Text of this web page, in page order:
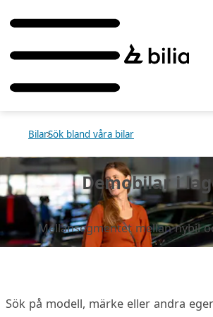
BilarSök bland våra bilar
Demobilar i
Mellansegmentet mellan nybil
Sök på modell, märke eller andra